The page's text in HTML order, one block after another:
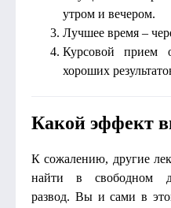
утром и вечером.
Лучшее время –
Курсовой прием
хороших
Какой эффект
К сожалению, другие
найти в свободном
развод. Вы и сами в